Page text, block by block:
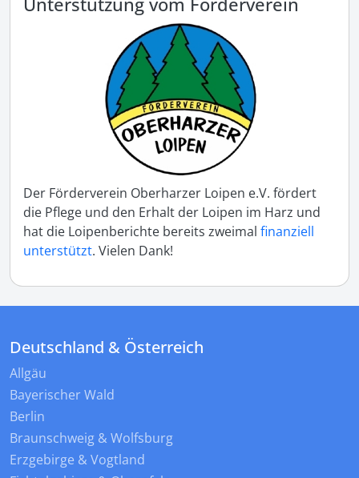
Der Förderverein Oberharzer Loipen e.V. fördert
die Pflege und den Erhalt der Loipen im Harz und
hat die Loipenberichte bereits zweimal finanziell
unterstützt. Vielen Dank!
Deutschland & Österreich
Allgäu
Bayerischer Wald
Berlin
Braunschweig & Wolfsburg
Erzgebirge & Vogtland